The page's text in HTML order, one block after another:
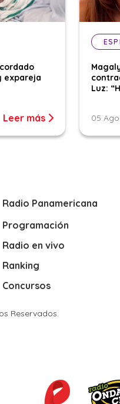
expareja
Leer más
Luz:
05
Radio Panamericana
Programación
Radio en vivo
Ranking
Concursos
Reservados.